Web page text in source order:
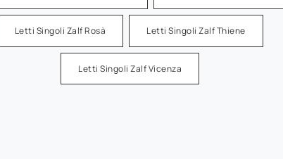
Letti Singoli Zalf Rosà Letti Singoli Zalf Thiene
Letti Singoli Zalf Vicenza